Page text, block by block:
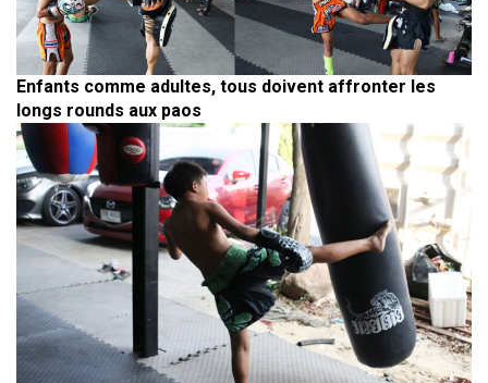
Enfants comme adultes, tous doivent affronter les
longs rounds aux paos